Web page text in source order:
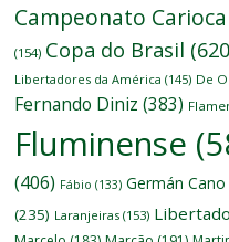
Campeonato Carioca
(154) Copa do Brasil
Libertadores da América (145) De
Fernando Diniz (383)
Fluminense
(406) Fábio (133) Germán Cano
(235) Laranjeiras (153)